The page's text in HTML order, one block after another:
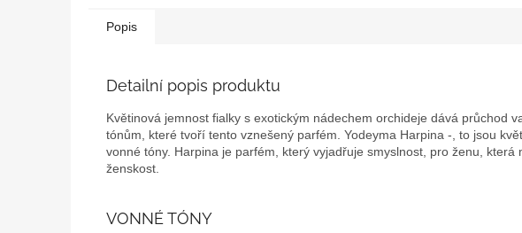
Popis
Detailní popis produktu
Květinová jemnost fialky s exotickým nádechem orchideje dává průchod
tónům, které tvoří tento vznešený parfém. Yodeyma Harpina -, to jsou
vonné tóny. Harpina je parfém, který vyjadřuje smyslnost, pro ženu, která
ženskost.
VONNÉ TÓNY